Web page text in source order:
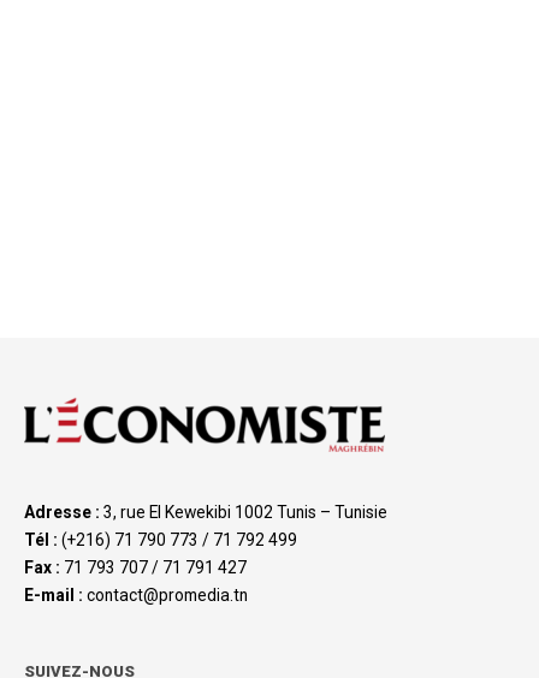
Adresse : 3, rue El Kewekibi 1002 Tunis – Tunisie
Tél : (+216) 71 790 773 / 71 792 499
Fax : 71 793 707 / 71 791 427
E-mail : contact@promedia.tn
SUIVEZ-NOUS